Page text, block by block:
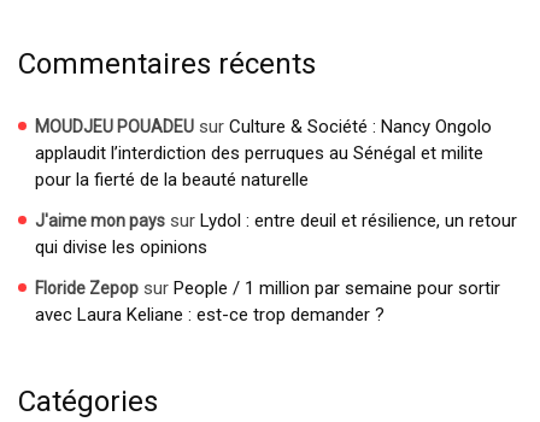
Commentaires récents
MOUDJEU POUADEU sur Culture & Société : Nancy Ongolo
applaudit l’interdiction des perruques au Sénégal et milite
pour la fierté de la beauté naturelle
J'aime mon pays sur Lydol : entre deuil et résilience, un retour
qui divise les opinions
Floride Zepop sur People / 1 million par semaine pour sortir
avec Laura Keliane : est-ce trop demander ?
Catégories